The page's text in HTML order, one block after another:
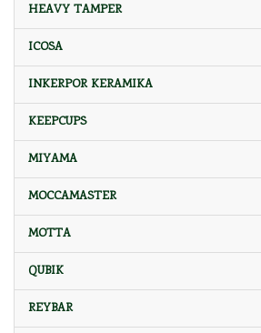
HEAVY TAMPER
ICOSA
INKERPOR KERAMIKA
KEEPCUPS
MIYAMA
MOCCAMASTER
MOTTA
QUBIK
REYBAR